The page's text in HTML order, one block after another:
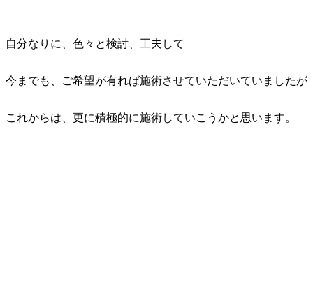
自分なりに、色々と検討、工夫して
今までも、ご希望が有れば施術させていただいていましたが
これからは、更に積極的に施術していこうかと思います。